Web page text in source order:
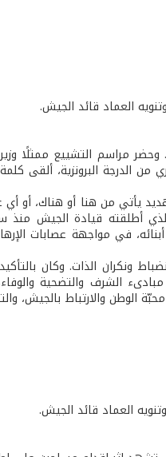
العماد قائد الجيش.
وحضر مراسم التشييع ممثلًا
الدرجة البرونزية، ألقى
يأتي من هنا أو هناك، أو أي
أطلقته قيادة الجيش منذ
في مواجهة عصابات
ونكران الذات. وكان
الشرف والتضحية والوفاء،
الوطن والارتباط بالجيش،
العماد قائد الجيش.